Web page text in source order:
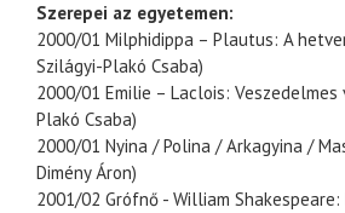
Szerepei az egyetemen:
2000/01 Milphidippa – Plautus: A
Szilágyi-Plakó Csaba)
2000/01 Emilie – Laclois: Veszedelmes
Plakó Csaba)
2000/01 Nyina / Polina / Arkagyina /
Dimény Áron)
2001/02 Grófnő - William